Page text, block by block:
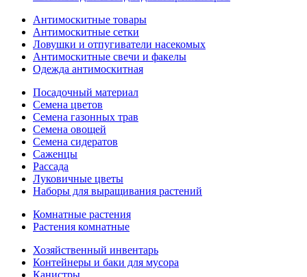
Антимоскитные товары
Антимоскитные сетки
Ловушки и отпугиватели насекомых
Антимоскитные свечи и факелы
Одежда антимоскитная
Посадочный материал
Семена цветов
Семена газонных трав
Семена овощей
Семена сидератов
Саженцы
Рассада
Луковичные цветы
Наборы для выращивания растений
Комнатные растения
Растения комнатные
Хозяйственный инвентарь
Контейнеры и баки для мусора
Канистры